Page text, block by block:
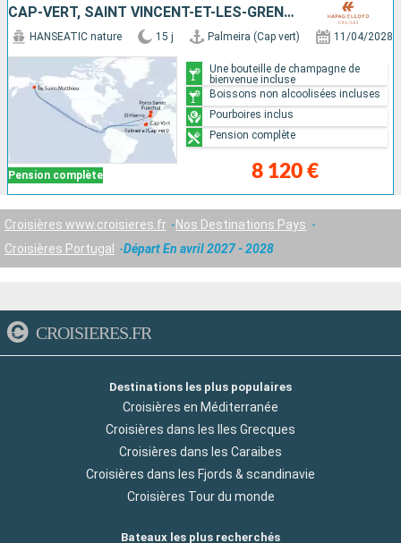
CAP-VERT, SAINT VINCENT-ET-LES-GRENADINES, ISLANDE, ESPAGNE, MAJORQUE, PORTUGAL
Pension complète
HANSEATIC nature 15 j Palmeira (Cap vert) 11/04/2028
8 120 €
Une bouteille de champagne de
bienvenue incluse
Boissons non alcoolisées incluses
Pourboires inclus
Pension complète
Croisières www.croisieres.fr
Nos Destinations Pays
Croisières Portugal
Départ En avril 2027 - 2028
CROISIERES.FR
Destinations les plus populaires
Croisières en Méditerranée
Croisières dans les Iles Grecques
Croisières dans les Caraibes
Croisières dans les Fjords & scandinavie
Croisières Tour du monde
Bateaux les plus recherchés